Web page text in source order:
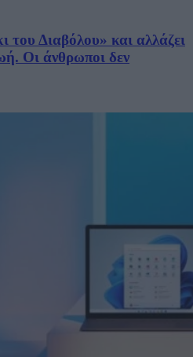
του Διαβόλου» και αλλάζει
Οι άνθρωποι δεν